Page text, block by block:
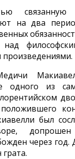
связанную
на два
одного из
был
через год.